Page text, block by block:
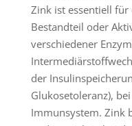
Zink ist essentiell für
Bestandteil oder
verschiedener
der
Glukosetoleranz),
Immunsystem. Zink